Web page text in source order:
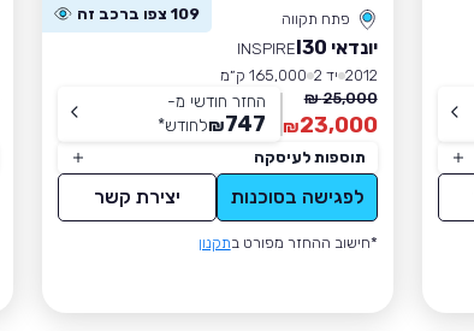
פתח תקווה 109 צפו ברכב זה
יונדאי I30
INSPIRE
2012 יד 2
165,000 ק״מ
25,000 ₪
23,000
₪
החזר חודשי מ-
747
₪לחודש*
תוספות לעיסקה
לפגישה בסוכנות יצירת קשר
*חישוב ההחזר מפורט בתקנון